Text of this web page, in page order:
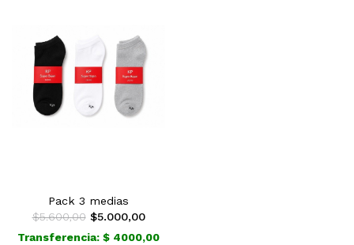
Pack 3 medias
$5.600,00$5.000,00
Transferencia: $ 4000,00